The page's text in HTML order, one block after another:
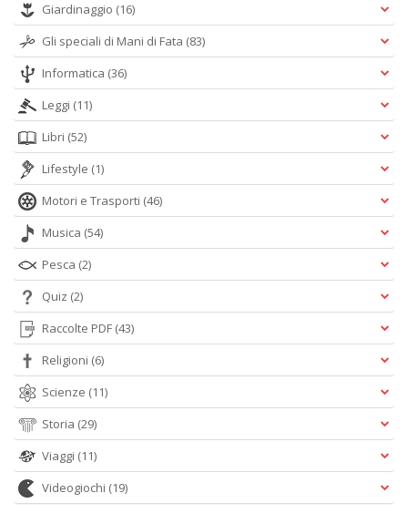
Giardinaggio (16)
Gli speciali di Mani di Fata (83)
Informatica (36)
Leggi (11)
Libri (52)
Lifestyle (1)
Motori e Trasporti (46)
Musica (54)
Pesca (2)
Quiz (2)
Raccolte PDF (43)
Religioni (6)
Scienze (11)
Storia (29)
Viaggi (11)
Videogiochi (19)